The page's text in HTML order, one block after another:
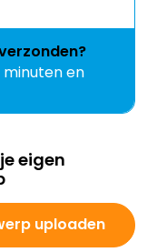
en
eigen
uploaden